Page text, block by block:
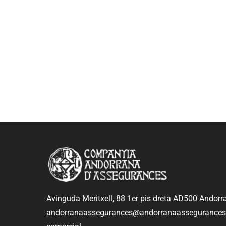
Avinguda Meritxell, 88 1er pis dreta AD500